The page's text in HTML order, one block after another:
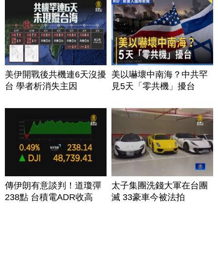
美伊開戰後共機連6天沒擾
台 學者析消失主因
美以嚇壞中南海？中共罕
見5天「零共機」擾台
傳伊朗有意談判！道瓊彈
238點 台積電ADR收高
太子集團洗錢大軍在台團
滅 33豪車今被法拍